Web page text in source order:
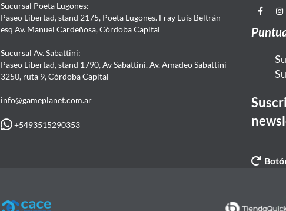
Sucursal Poeta Lugones:
Paseo Libertad, stand 2175, Poeta Lugones. Fray Luis Beltrán
esq Av. Manuel Cardeñosa, Córdoba Capital
Sucursal Av. Sabattini:
Paseo Libertad, stand 1790, Av Sabattini. Av. Amadeo Sabattini
3250, ruta 9, Córdoba Capital
info@gameplanet.com.ar
+5493515290353